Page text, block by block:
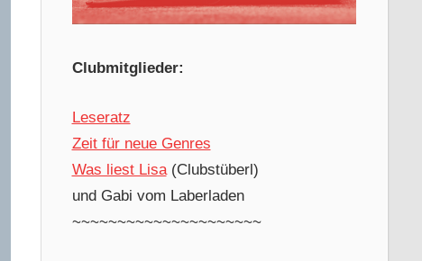
Clubmitglieder:
Leseratz
Zeit für neue Genres
Was liest Lisa(Clubstüberl)
und Gabi vom Laberladen
~~~~~~~~~~~~~~~~~~~~~